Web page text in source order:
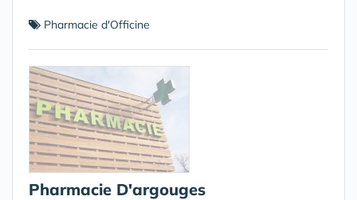
Pharmacie d'Officine
Pharmacie D'argouges